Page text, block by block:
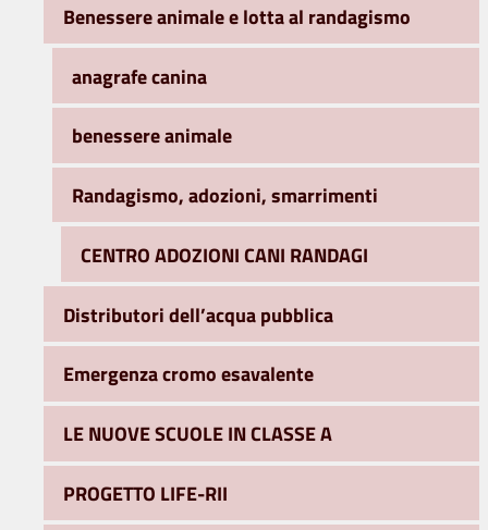
Benessere animale e lotta al randagismo
anagrafe canina
benessere animale
Randagismo, adozioni, smarrimenti
CENTRO ADOZIONI CANI RANDAGI
Distributori dell’acqua pubblica
Emergenza cromo esavalente
LE NUOVE SCUOLE IN CLASSE A
PROGETTO LIFE-RII